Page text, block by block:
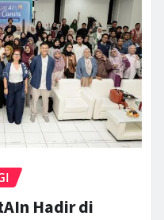
Hadir di